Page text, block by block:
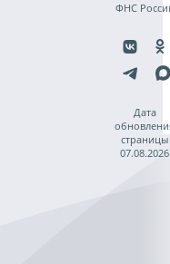
ФНС
Дата
страницы
07.08.2026